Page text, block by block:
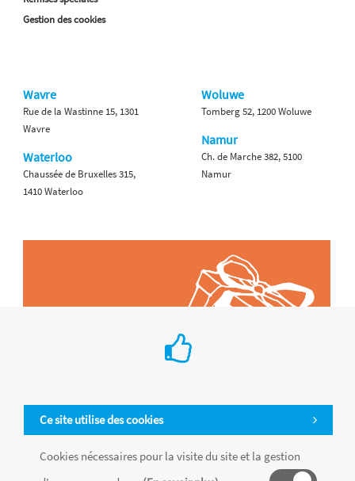
Ce site utilise des cookies
Cookies nécessaires pour la visite du site et la gestion
Gestion des cookies
Wavre
Rue de la Wastinne 15, 1301
Wavre
Waterloo
Chaussée de Bruxelles 315,
1410 Waterloo
Woluwe
Tomberg 52, 1200 Woluwe
Namur
Ch. de Marche 382, 5100
Namur